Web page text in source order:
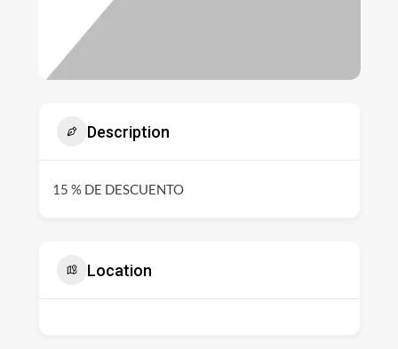
Description
15 % DE DESCUENTO
Location